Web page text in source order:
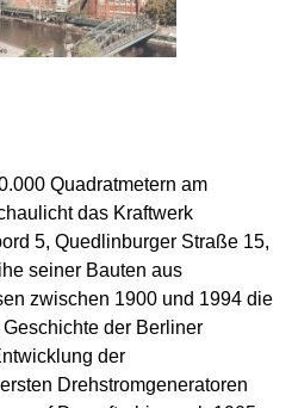
Quadratmetern am
das Kraftwerk
5, Quedlinburger Straße 15,
seiner Bauten aus
zwischen 1900 und 1994 die
der Berliner
der
Drehstromgeneratoren